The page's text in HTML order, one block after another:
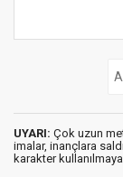
UYARI: Çok uzun
imalar, inançlara
karakter